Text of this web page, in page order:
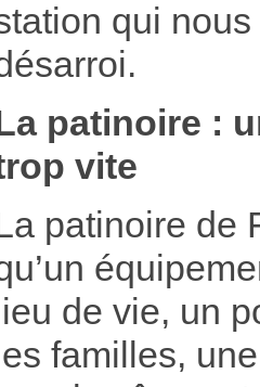
qui
patinoire :
vite
patinoire de
lieu de vie, un
les familles,